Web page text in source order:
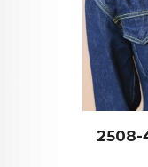
2508-